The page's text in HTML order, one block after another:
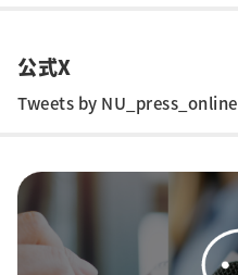
公式X
Tweets by NU_press_online